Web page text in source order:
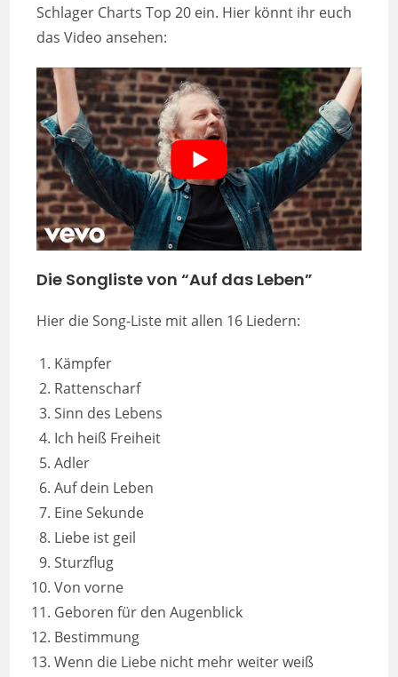
Schlager Charts Top 20 ein. Hier könnt ihr euch
das Video ansehen:
Die Songliste von “Auf das Leben”
Hier die Song-Liste mit allen 16 Liedern:
Kämpfer
Rattenscharf
Sinn des Lebens
Ich heiß Freiheit
Adler
Auf dein Leben
Eine Sekunde
Liebe ist geil
Sturzflug
Von vorne
Geboren für den Augenblick
Bestimmung
Wenn die Liebe nicht mehr weiter weiß